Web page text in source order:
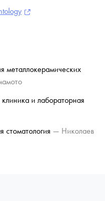
металлокерамических
и лабораторная
стоматология — Николаев